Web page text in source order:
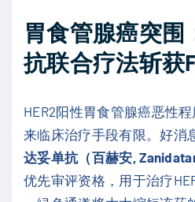
胃食管腺癌突围
抗联合疗法斩获
HER2阳性胃食管腺癌恶性
来临床治疗手段有限。好消
达妥单抗（百赫安,
优先审评资格，用于治疗